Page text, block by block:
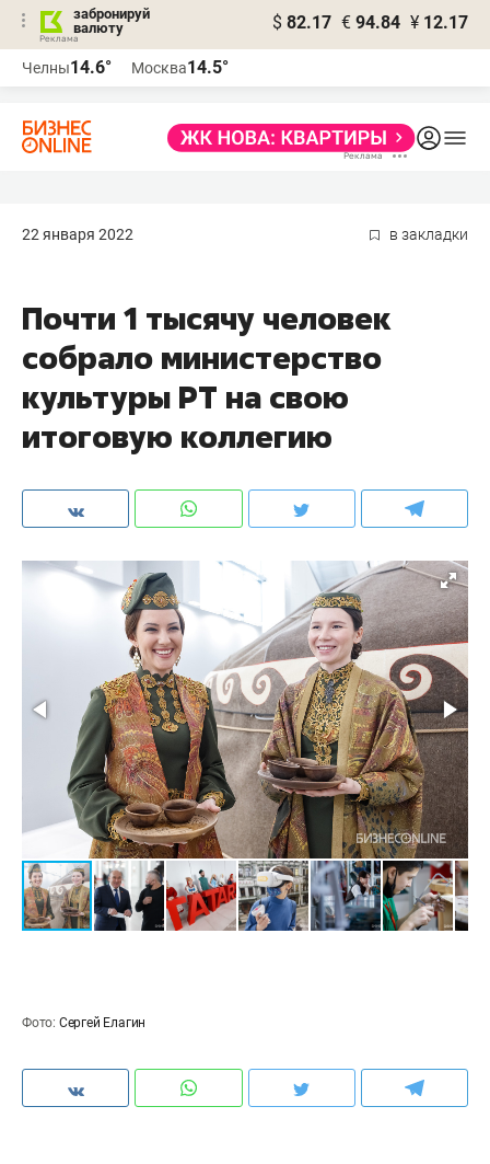
забронируй
валюту
$ 82.17 € 94.84 ¥ 12.17
Челны14.6° Москва14.5°
22 января 2022 в закладки
Почти 1 тысячу человек
собрало министерство
культуры РТ на свою
итоговую коллегию
Фото: Сергей Елагин